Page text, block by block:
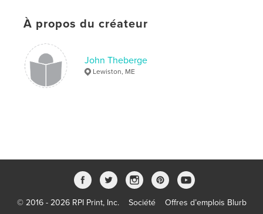
LangueEnglish
Mots-clés
maine , wildflowers
À propos du créateur
John Theberge
Lewiston, ME
© 2016 - 2026 RPI Print, Inc. Société Offres d’emplois Blurb